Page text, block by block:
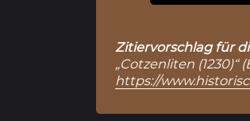
Zitiervorschlag für
„Cotzenliten
https://